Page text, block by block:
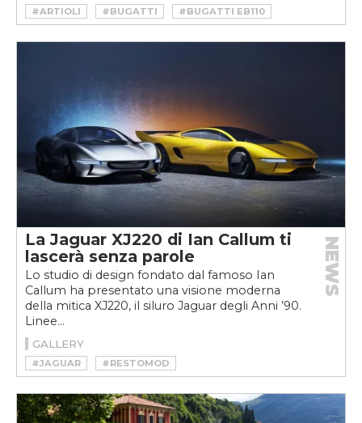
#ARTIOLI #BUGATTI
#BUGATTI EB110
#DAUER EB110S
#DAUER RACING
#EB110
#HYPERCAR
#JOCHEN DAUER
La Jaguar XJ220 di Ian Callum ti
lascerà senza parole
Lo studio di design fondato dal famoso Ian
Callum ha presentato una visione moderna
della mitica XJ220, il siluro Jaguar degli Anni ’90.
Linee...
NEWS
GALLERY
#JAGUAR #RESTOMOD